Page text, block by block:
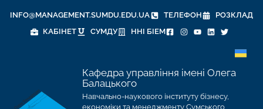
INFO@MANAGEMENT.SUMDU.EDU.UA ТЕЛЕФОН
РОЗКЛАД
КАБІНЕТ
СУМДУ ННІ БІЕМ
Кафедра управління імені Олега
Балацького
Навчально-наукового інституту бізнесу,
економіки та менеджменту Сумського